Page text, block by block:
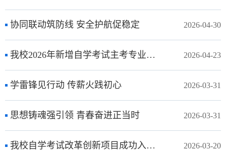
协同联动筑防线 安全护航促稳定 2026-04-30
我校2026年新增自学考试主考专业接受省教育考试院专家评审 2026-04-23
学雷锋见行动 传薪火践初心 2026-03-31
思想铸魂强引领 青春奋进正当时 2026-03-31
我校自学考试改革创新项目成功入选教育部第三批学习型社会建设重点任务名单 2026-03-20